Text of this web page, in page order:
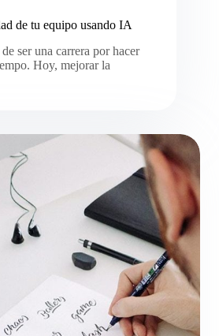
de tu equipo usando IA
ser una carrera por hacer
Hoy, mejorar la